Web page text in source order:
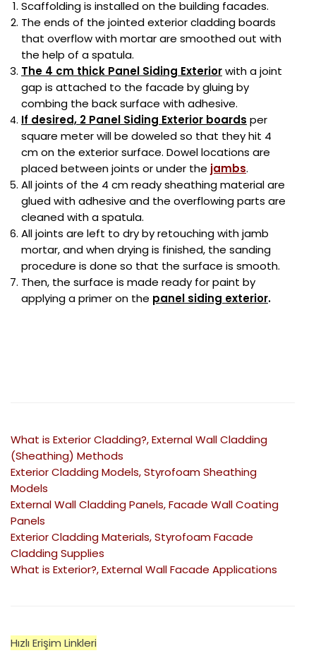
Scaffolding is installed on the building facades.
The ends of the jointed exterior cladding boards
that overflow with mortar are smoothed out with
the help of a spatula.
The 4 cm thick Panel Siding Exteriorwith a joint
gap is attached to the facade by gluing by
combing the back surface with adhesive.
If desired, 2 Panel Siding Exterior boards per
square meter will be doweled so that they hit 4
cm on the exterior surface. Dowel locations are
placed between joints or under the jambs.
All joints of the 4 cm ready sheathing material are
glued with adhesive and the overflowing parts are
cleaned with a spatula.
All joints are left to dry by retouching with jamb
mortar, and when drying is finished, the sanding
procedure is done so that the surface is smooth.
Then, the surface is made ready for paint by
applying a primer on the panel siding exterior.
What is Exterior Cladding?, External Wall Cladding
(Sheathing) Methods
Exterior Cladding Models, Styrofoam Sheathing
Models
External Wall Cladding Panels, Facade Wall Coating
Panels
Exterior Cladding Materials, Styrofoam Facade
Cladding Supplies
What is Exterior?, External Wall Facade Applications
Hızlı Erişim Linkleri